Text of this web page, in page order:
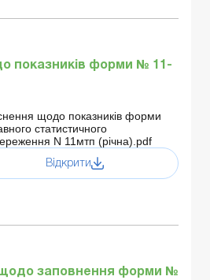
показників форми № 11-
щодо показників форми
статистичного
N 11мтп (річна).pdf
Відкрити
щодо заповнення форми №